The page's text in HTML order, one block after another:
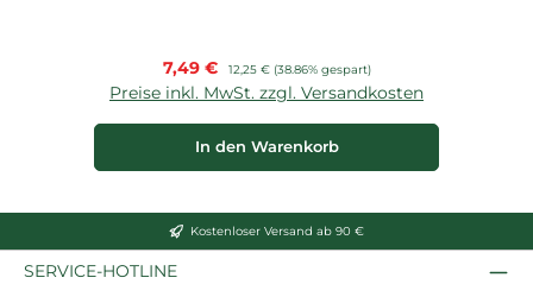
Verkaufspreis:
7,49 € Regulärer Preis:
12,25 € (38.86% gespart)
Preise inkl. MwSt. zzgl. Versandkosten
In den Warenkorb
Kostenloser Versand ab 90 €
SERVICE-HOTLINE